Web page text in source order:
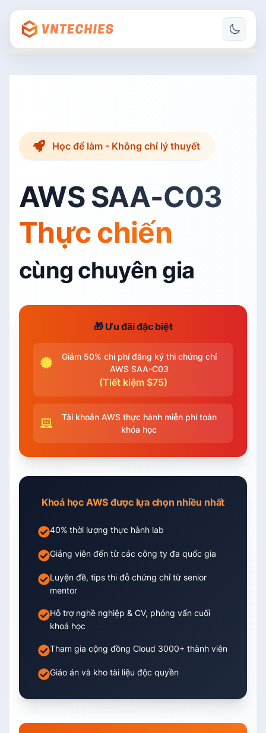
Học để làm - Không chỉ lý thuyết
AWS SAA-C03
Thực chiến
cùng chuyên gia
🎁 Ưu đãi đặc biệt
Giảm 50% chi phí đăng ký thi chứng chỉ
AWS SAA-C03
(Tiết kiệm $75)
Tài khoản AWS thực hành miễn phí toàn
khóa học
Khoá học AWS được lựa chọn nhiều nhất
40% thời lượng thực hành lab
Giảng viên đến từ các công ty đa quốc gia
Luyện đề, tips thi đỗ chứng chỉ từ senior
mentor
Hỗ trợ nghề nghiệp & CV, phỏng vấn cuối
khoá học
Tham gia cộng đồng Cloud 3000+ thành viên
Giáo án và kho tài liệu độc quyền